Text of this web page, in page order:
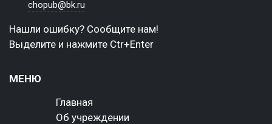
chopub@bk.ru
Нашли ошибку? Сообщите нам!
Выделите и нажмите Ctr+Enter
МЕНЮ
Главная
Об учреждении